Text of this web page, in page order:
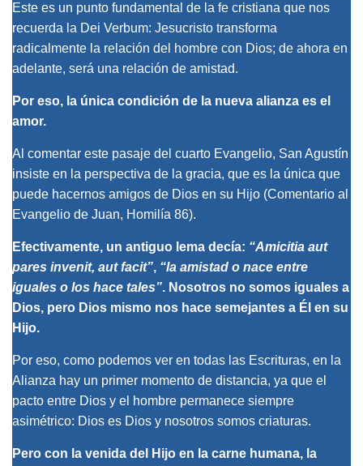
Este es un punto fundamental de la fe cristiana que nos
recuerda la Dei Verbum: Jesucristo transforma
radicalmente la relación del hombre con Dios; de ahora en
adelante, será una relación de amistad.
Por eso, la única condición de la nueva alianza es el
amor.
Al comentar este pasaje del cuarto Evangelio, San Agustín
insiste en la perspectiva de la gracia, que es la única que
puede hacernos amigos de Dios en su Hijo (Comentario al
Evangelio de Juan, Homilía 86).
Efectivamente, un antiguo lema decía: “Amicitia aut
pares invenit, aut facit”, “la amistad o nace entre
iguales o los hace tales”. Nosotros no somos iguales a
Dios, pero Dios mismo nos hace semejantes a Él en su
Hijo.
Por eso, como podemos ver en todas las Escrituras, en la
Alianza hay un primer momento de distancia, ya que el
pacto entre Dios y el hombre permanece siempre
asimétrico: Dios es Dios y nosotros somos criaturas.
Pero con la venida del Hijo en la carne humana, la